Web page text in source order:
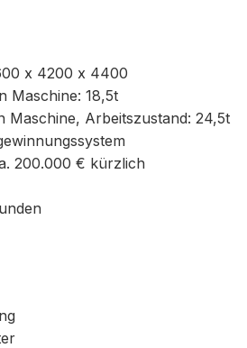
x 4200 x 4400
Maschine: 18,5t
Maschine, Arbeitszustand: 24,5t
200.000 € kürzlich